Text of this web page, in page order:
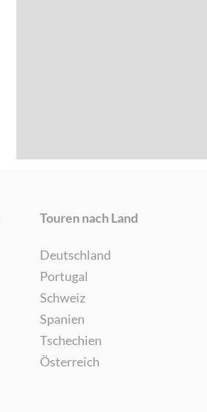
Touren nach Land
Deutschland
Portugal
Schweiz
Spanien
Tschechien
Österreich